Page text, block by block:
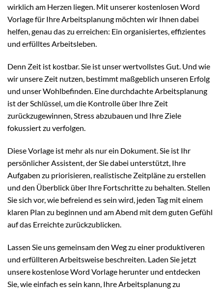
wirklich am Herzen liegen. Mit unserer kostenlosen Word
Vorlage für Ihre Arbeitsplanung möchten wir Ihnen dabei
helfen, genau das zu erreichen: Ein organisiertes, effizientes
und erfülltes Arbeitsleben.
Denn Zeit ist kostbar. Sie ist unser wertvollstes Gut. Und wie
wir unsere Zeit nutzen, bestimmt maßgeblich unseren Erfolg
und unser Wohlbefinden. Eine durchdachte Arbeitsplanung
ist der Schlüssel, um die Kontrolle über Ihre Zeit
zurückzugewinnen, Stress abzubauen und Ihre Ziele
fokussiert zu verfolgen.
Diese Vorlage ist mehr als nur ein Dokument. Sie ist Ihr
persönlicher Assistent, der Sie dabei unterstützt, Ihre
Aufgaben zu priorisieren, realistische Zeitpläne zu erstellen
und den Überblick über Ihre Fortschritte zu behalten. Stellen
Sie sich vor, wie befreiend es sein wird, jeden Tag mit einem
klaren Plan zu beginnen und am Abend mit dem guten Gefühl
auf das Erreichte zurückzublicken.
Lassen Sie uns gemeinsam den Weg zu einer produktiveren
und erfüllteren Arbeitsweise beschreiten. Laden Sie jetzt
unsere kostenlose Word Vorlage herunter und entdecken
Sie, wie einfach es sein kann, Ihre Arbeitsplanung zu